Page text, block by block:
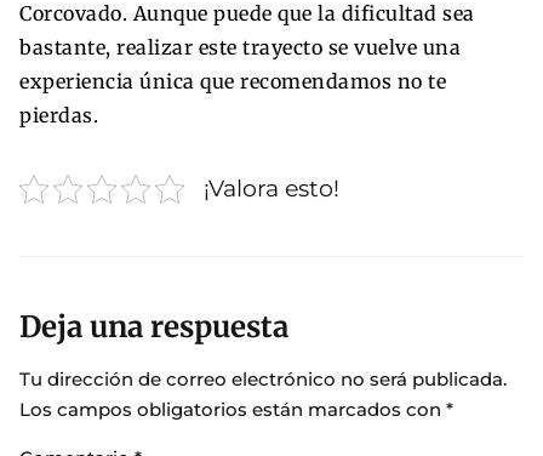
Corcovado. Aunque puede que la dificultad sea
bastante, realizar este trayecto se vuelve una
experiencia única que recomendamos no te
pierdas.
¡Valora esto!
Deja una respuesta
Tu dirección de correo electrónico no será publicada.
Los campos obligatorios están marcados con *